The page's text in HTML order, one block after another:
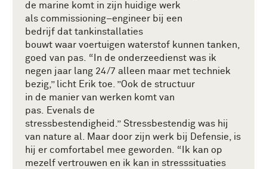
de marine komt in zijn huidige werk
als commissioning–engineer bij een
bedrijf dat tankinstallaties
bouwt waar voertuigen waterstof kunnen tanken,
goed van pas. “In de onderzeedienst was ik
negen jaar lang 24/7 alleen maar met techniek
bezig,” licht Erik toe. ”Ook de structuur
in de manier van werken komt van
pas. Evenals de
stressbestendigheid .” Stressbestendig was hij
van nature al. Maar door zijn werk bij Defensie, is
hij er comfortabel mee geworden. “Ik kan op
mezelf vertrouwen en ik kan in stresssituaties